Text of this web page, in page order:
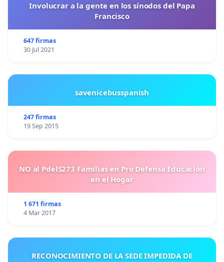
Involucrar a la gente en los sínodos del Papa
Francisco
647 firmas
30 Jul 2021
savenicebusspanish
247 firmas
19 Sep 2015
NO al PdelS273 Familias en Pro Defensa Educación
en el Hogar
1 671 firmas
4 Mar 2017
RECONOCIMIENTO DE LA SEDE IMPEDIDA DE